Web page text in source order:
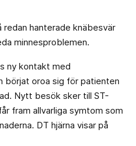
hanterade knäbesvär
minnesproblemen.
ny kontakt med
börjat oroa sig för patienten
Nytt besök sker till ST-
fram allvarliga symtom som
DT hjärna visar på